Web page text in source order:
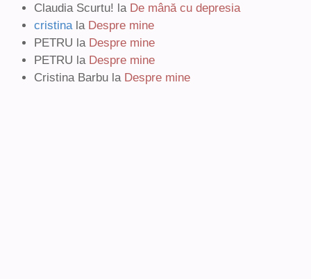
Claudia Scurtu! la De mână cu depresia
cristina la Despre mine
PETRU la Despre mine
PETRU la Despre mine
Cristina Barbu la Despre mine